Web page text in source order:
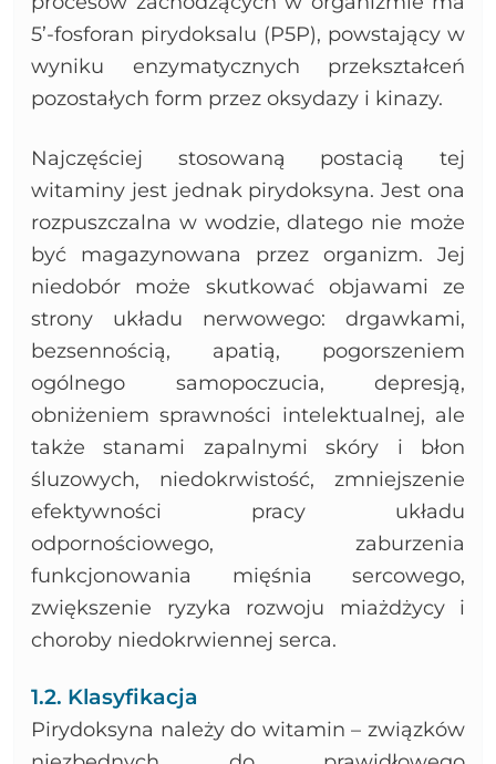
5’-fosforan pirydoksalu (P5P), powstający w
wyniku enzymatycznych przekształceń
pozostałych form przez oksydazy i kinazy.
Najczęściej stosowaną postacią tej
witaminy jest jednak pirydoksyna. Jest ona
rozpuszczalna w wodzie, dlatego nie może
być magazynowana przez organizm. Jej
niedobór może skutkować objawami ze
strony układu nerwowego: drgawkami,
bezsennością, apatią, pogorszeniem
ogólnego samopoczucia, depresją,
obniżeniem sprawności intelektualnej, ale
także stanami zapalnymi skóry i błon
śluzowych, niedokrwistość, zmniejszenie
efektywności pracy układu
odpornościowego, zaburzenia
funkcjonowania mięśnia sercowego,
zwiększenie ryzyka rozwoju miażdżycy i
choroby niedokrwiennej serca.
1.2. Klasyfikacja
Pirydoksyna należy do witamin – związków